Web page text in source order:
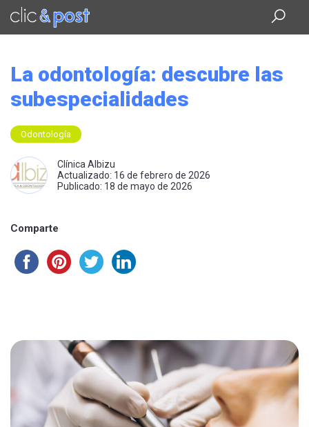
Saltar
contenido
La odontología: descubre las
subespecialidades
Odontología
Clínica Albizu
Actualizado: 16 de febrero de 2026
Publicado: 18 de mayo de 2026
Comparte